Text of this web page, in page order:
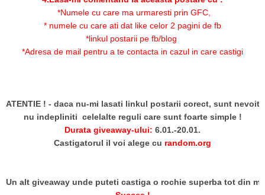
*Numele cu care ma urmaresti prin GFC,
* numele cu care ati dat like celor 2 pagini de fb
*linkul postarii pe fb/blog
*Adresa de mail pentru a te contacta in cazul in care castigi
ATENTIE ! - daca nu-mi lasati linkul postarii corect, sunt
nu indepliniti celelalte reguli care sunt foarte simple !
Durata giveaway-ului: 6.01.-20.01.
Castigatorul il voi alege cu random.org
Un alt giveaway unde puteti castiga o rochie superba tot din